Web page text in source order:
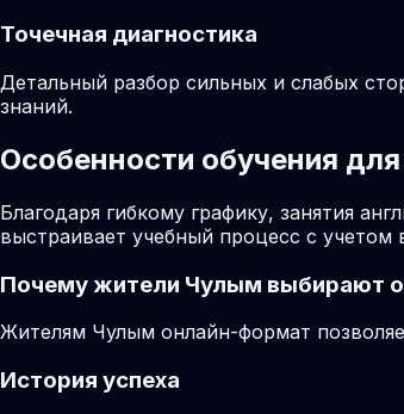
Точечная диагностика
Детальный разбор сильных и слабых
знаний.
Особенности обучения
Благодаря гибкому графику, занятия
выстраивает учебный процесс с
Почему жители Чулым выбирают
Жителям Чулым онлайн-формат
История успеха